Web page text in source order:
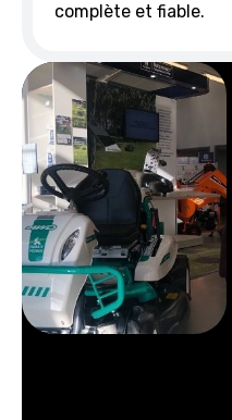
complète et fiable.